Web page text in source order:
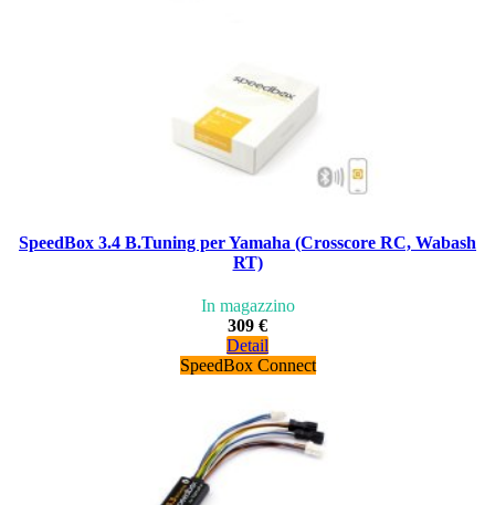
SpeedBox 3.4 B.Tuning per Yamaha (Crosscore RC, Wabash
RT)
In magazzino
309 €
Detail
SpeedBox Connect